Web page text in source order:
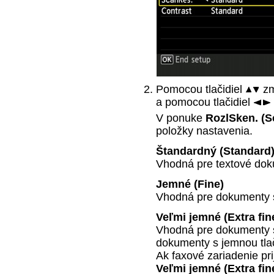
Pomocou tlačidiel
a pomocou tlačidiel
V ponuke RozlSken.
položky nastavenia.
Štandardný (Standard)
Vhodná pre textové
Jemné (Fine)
Vhodná pre dokumenty
Veľmi jemné (Extra
Vhodná pre
dokumenty s jemnou
Ak faxové zariadenie
Veľmi jemné (Extra